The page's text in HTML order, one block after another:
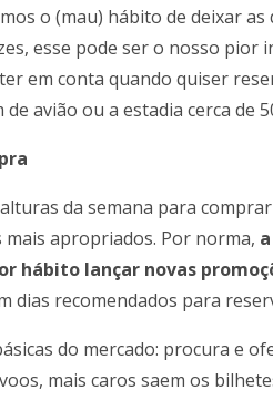
o (mau) hábito de deixar
esse pode ser o nosso pior
em conta quando quiser
avião ou a estadia cerca de
da semana para
mais apropriados. Por norma,
hábito lançar novas
dias recomendados para
do mercado: procura e
mais caros saem os